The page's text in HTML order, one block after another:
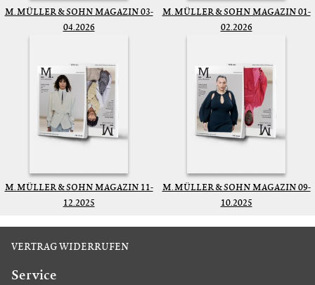
M. MÜLLER & SOHN MAGAZIN 03-
04.2026
M. MÜLLER & SOHN MAGAZIN 01-
02.2026
M. MÜLLER & SOHN MAGAZIN 11-
12.2025
M. MÜLLER & SOHN MAGAZIN 09-
10.2025
VERTRAG WIDERRUFEN
Service